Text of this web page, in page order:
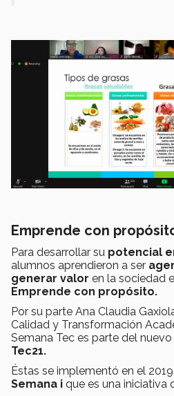
Emprende con
Para desarrollar su potencial
alumnos aprendieron a ser
generar valor en la sociedad
Emprende con propósito.
Por su parte Ana Claudia
Calidad y Transformación
Semana Tec es parte del nuevo
Tec21.
Éstas se implementó en el
Semana i que es una iniciativa